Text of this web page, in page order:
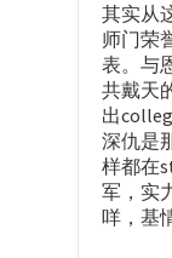
其实从
师门荣
表。与
共戴天
出
深仇是
样都在
军，实
咩，基